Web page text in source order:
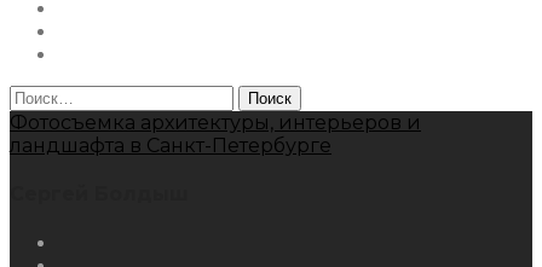
Найти:
Фотосъемка архитектуры, интерьеров и
ландшафта в Санкт-Петербурге